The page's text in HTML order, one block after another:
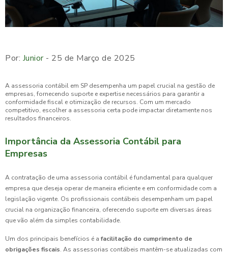
Por: Junior- 25 de Março de 2025
A assessoria contábil em SP desempenha um papel crucial na gestão de
empresas, fornecendo suporte e expertise necessários para garantir a
conformidade fiscal e otimização de recursos. Com um mercado
competitivo, escolher a assessoria certa pode impactar diretamente nos
resultados financeiros.
Importância da Assessoria Contábil para
Empresas
A contratação de uma assessoria contábil é fundamental para qualquer
empresa que deseja operar de maneira eficiente e em conformidade com a
legislação vigente. Os profissionais contábeis desempenham um papel
crucial na organização financeira, oferecendo suporte em diversas áreas
que vão além da simples contabilidade.
Um dos principais benefícios é a facilitação do cumprimento de
obrigações fiscais. As assessorias contábeis mantêm-se atualizadas com